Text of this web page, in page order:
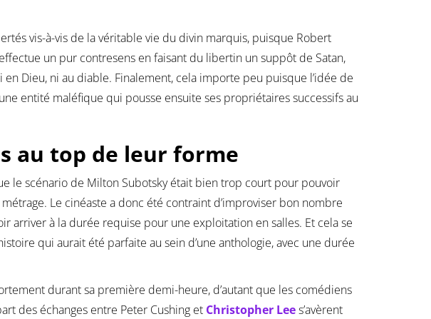
vis-à-vis de la véritable vie du divin marquis, puisque Robert
un pur contresens en faisant du libertin un suppôt de Satan,
Dieu, ni au diable. Finalement, cela importe peu puisque l’idée de
entité maléfique qui pousse ensuite ses propriétaires successifs au
au top de leur forme
le scénario de Milton Subotsky était bien trop court pour pouvoir
Le cinéaste a donc été contraint d’improviser bon nombre
arriver à la durée requise pour une exploitation en salles. Et cela se
qui aurait été parfaite au sein d’une anthologie, avec une durée
durant sa première demi-heure, d’autant que les comédiens
des échanges entre Peter Cushing et Christopher Lees’avèrent